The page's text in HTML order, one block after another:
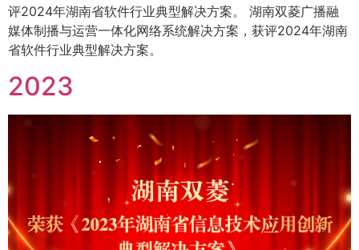
评2024年湖南省软件行业典型解决方案。 湖南双菱广播融
媒体制播与运营一体化网络系统解决方案，获评2024年湖南
省软件行业典型解决方案。
2023